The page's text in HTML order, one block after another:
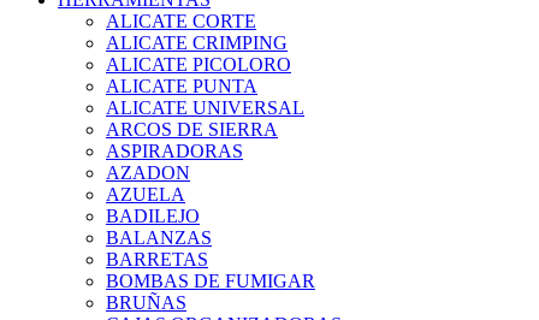
ALICATE CORTE
ALICATE CRIMPING
ALICATE PICOLORO
ALICATE PUNTA
ALICATE UNIVERSAL
ARCOS DE SIERRA
ASPIRADORAS
AZADON
AZUELA
BADILEJO
BALANZAS
BARRETAS
BOMBAS DE FUMIGAR
BRUÑAS